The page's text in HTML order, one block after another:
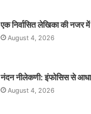
एक निर्वासित लेखिका की नजर
August 4, 2026
नंदन नीलेकणी: इंफोसिस से
August 4, 2026